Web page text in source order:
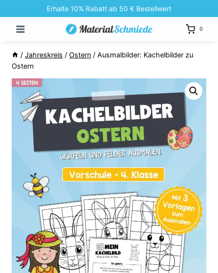
Inhalt
springen
Erhalte 10% Rabatt ab 50 € Bestellwert
0
/ Jahreskreis / Ostern / Ausmalbilder: Kachelbilder zu
Ostern